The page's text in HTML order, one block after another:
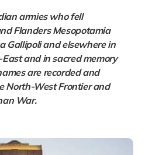
armies who fell
Flanders Mesopotamia
Gallipoli and elsewhere in
and in sacred memory
are recorded and
North-West Frontier and
War.